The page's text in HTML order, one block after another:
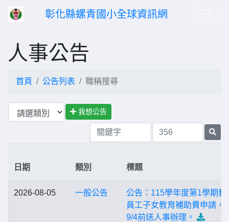
彰化縣螺青國小全球資訊網
人事公告
首頁 公告列表 職稱搜尋
我想公告
日期 類別 標題
2026-08-05 一般公告
公告：115學年度第1學期教
員工子女教育補助費申請，
9/4前送人事辦理。